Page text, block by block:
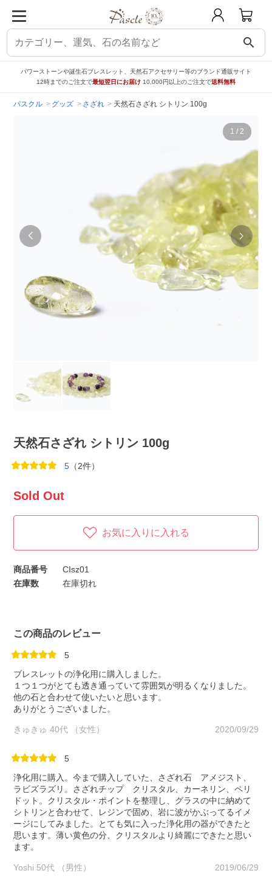
search
パワーストーンや誕生石ブレスレット、天然石アクセサリー等のブランド通販サイト
12時までのご注文で最短翌日にお届け 10,000円以上のご注文で送料無料
パスクル グッズ さざれ 天然石さざれ シトリン 100g
1 / 2
天然石さざれ シトリン 100g
5 （2件）
Sold Out
お気に入りに入れる
商品番号
CIsz01
在庫数
在庫切れ
この商品のレビュー
5
ブレスレットの浄化用に購入しました。
１つ１つがとても透き通っていて雰囲気が明るくなりました。
他の石と合わせて使いたいと思います。
ありがとうございました。
きゅきゅ 40代 （女性） 2020/09/29
5
浄化用に購入。今まで購入していた、さざれ石 アメジスト、
ラビズラズリ。さざれチップ クリスタル、カーネリン、ペリ
ドット。クリスタル・ポイントを整理し、グラスの中に納めて
シトリンと合わせて、レジンで固め、岩に波がかぶってるイメ
ージにしてみました。とても気に入った浄化用の器ができたと
思います。薄い黄色の分、クリスタルより綺麗にできたと思い
ます。
Yoshi 50代 （男性） 2019/06/29